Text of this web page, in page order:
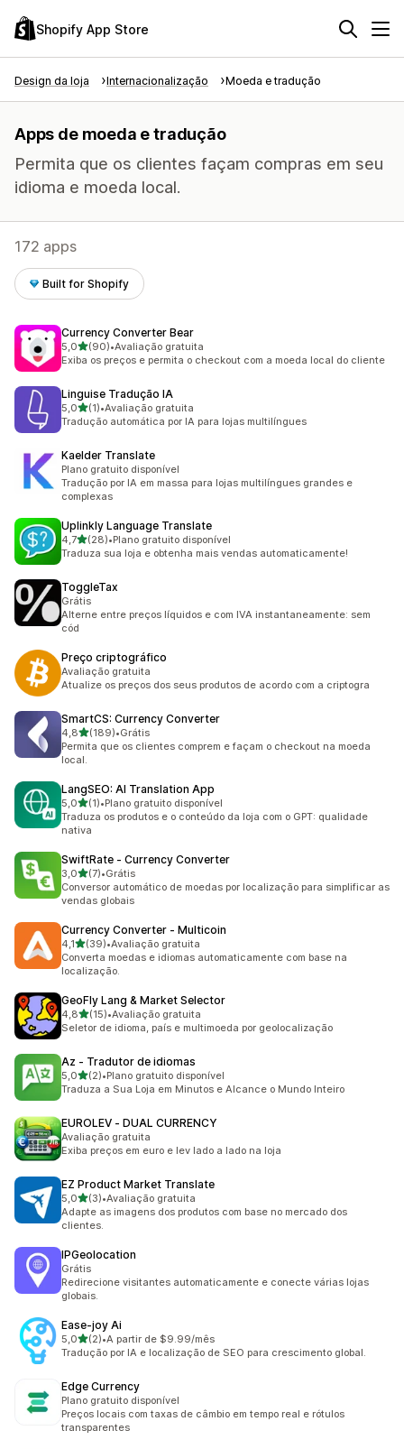
Shopify App Store
Design da loja Internacionalização Moeda e tradução
Apps de moeda e tradução
Permita que os clientes façam compras em seu
idioma e moeda local.
172 apps
Built for Shopify
Currency Converter Bear
5,0de 5 estrelas
(90)
90 avaliações ao todo
•Avaliação gratuita
Exiba os preços e permita o checkout com a moeda local do cliente
Linguise Tradução IA
5,0de 5 estrelas
(1)
1 avaliações ao todo
•Avaliação gratuita
Tradução automática por IA para lojas multilíngues
Kaelder Translate
Plano gratuito disponível
Tradução por IA em massa para lojas multilíngues grandes e
complexas
Uplinkly Language Translate
4,7de 5 estrelas
(28)
28 avaliações ao todo
•Plano gratuito disponível
Traduza sua loja e obtenha mais vendas automaticamente!
ToggleTax
Grátis
Alterne entre preços líquidos e com IVA instantaneamente: sem
cód
Preço criptográfico
Avaliação gratuita
Atualize os preços dos seus produtos de acordo com a criptogra
SmartCS: Currency Converter
4,8de 5 estrelas
(189)
189 avaliações ao todo
•Grátis
Permita que os clientes comprem e façam o checkout na moeda
local.
LangSEO: AI Translation App
5,0de 5 estrelas
(1)
1 avaliações ao todo
•Plano gratuito disponível
Traduza os produtos e o conteúdo da loja com o GPT: qualidade
nativa
SwiftRate ‑ Currency Converter
3,0de 5 estrelas
(7)
7 avaliações ao todo
•Grátis
Conversor automático de moedas por localização para simplificar as
vendas globais
Currency Converter ‑ Multicoin
4,1de 5 estrelas
(39)
39 avaliações ao todo
•Avaliação gratuita
Converta moedas e idiomas automaticamente com base na
localização.
GeoFly Lang & Market Selector
4,8de 5 estrelas
(15)
15 avaliações ao todo
•Avaliação gratuita
Seletor de idioma, país e multimoeda por geolocalização
Az ‑ Tradutor de idiomas
5,0de 5 estrelas
(2)
2 avaliações ao todo
•Plano gratuito disponível
Traduza a Sua Loja em Minutos e Alcance o Mundo Inteiro
EUROLEV ‑ DUAL CURRENCY
Avaliação gratuita
Exiba preços em euro e lev lado a lado na loja
EZ Product Market Translate
5,0de 5 estrelas
(3)
3 avaliações ao todo
•Avaliação gratuita
Adapte as imagens dos produtos com base no mercado dos
clientes.
IPGeolocation
Grátis
Redirecione visitantes automaticamente e conecte várias lojas
globais.
Ease‑joy Ai
5,0de 5 estrelas
(2)
2 avaliações ao todo
•A partir de $9.99/mês
Tradução por IA e localização de SEO para crescimento global.
Edge Currency
Plano gratuito disponível
Preços locais com taxas de câmbio em tempo real e rótulos
transparentes